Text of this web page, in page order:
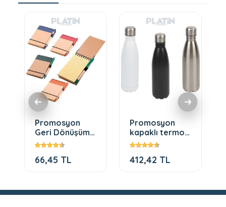
Promosyon
Geri Dönüşümlü
Lastikli Not
66,45 TL
Promosyon
kapaklı termos
500 ml
412,42 TL